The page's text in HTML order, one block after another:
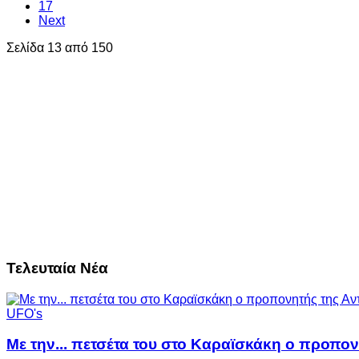
17
Next
Σελίδα 13 από 150
Τελευταία Νέα
UFO's
Με την... πετσέτα του στο Καραϊσκάκη ο